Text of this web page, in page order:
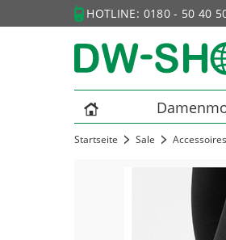
HOTLINE: 0180 - 50 40
Startseite Sale Accessoires